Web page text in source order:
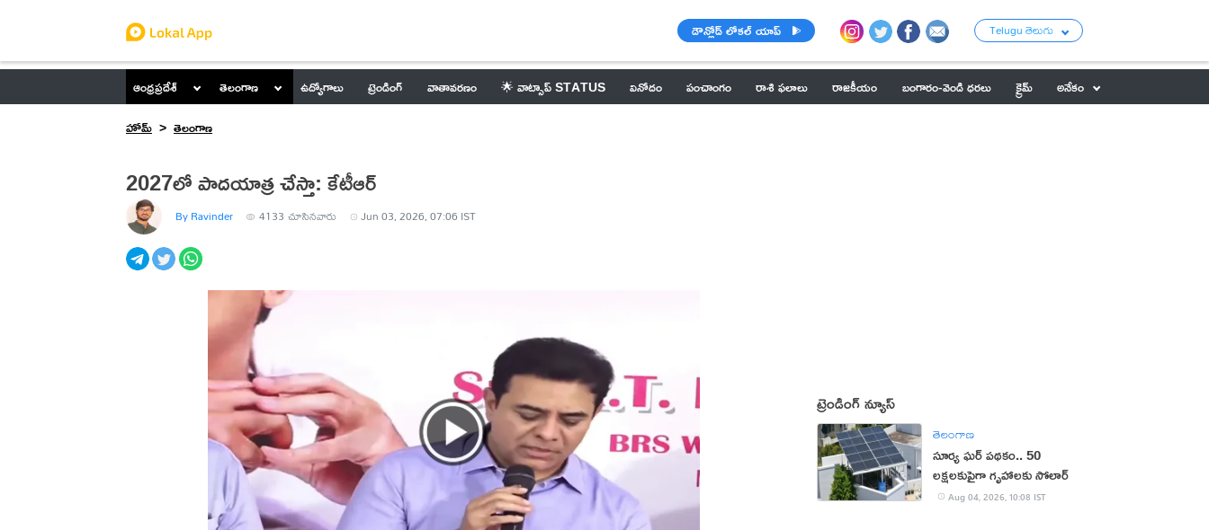
డౌన్లోడ్ లోకల్ యాప్ Telugu తెలుగు
ఆంధ్రప్రదేశ్ తెలంగాణ ఉద్యోగాలు ట్రెండింగ్ వాతావరణం 🌟 వాట్సాప్ STATUS వినోదం పంచాంగం రాశి ఫలాలు రాజకీయం బంగారం-వెండి ధరలు క్రైమ్
అనేకం
హోమ్
తెలంగాణ
2027లో పాదయాత్ర చేస్తా: కేటీఆర్
By Ravinder 4133 చూసినవారు Jun 03, 2026, 07:06 IST
ట్రెండింగ్ న్యూస్
తెలంగాణ
సూర్య ఘర్ పథకం.. 50
లక్షలకుపైగా గృహాలకు సోలార్
Aug 04, 2026, 10:08 IST